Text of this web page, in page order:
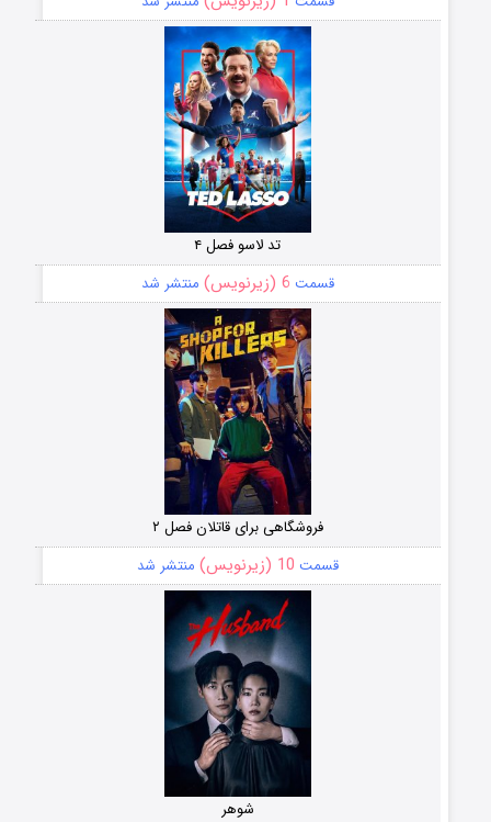
تد لاسو فصل ۴
قسمت 6 (زیرنویس) منتشر شد
فروشگاهی برای قاتلان فصل ۲
قسمت 10 (زیرنویس) منتشر شد
شوهر